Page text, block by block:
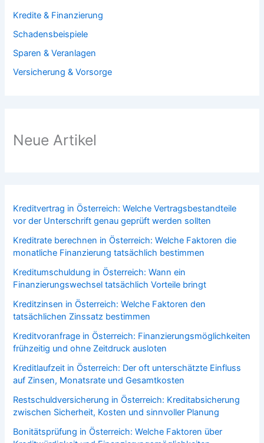
Kredite & Finanzierung
Schadensbeispiele
Sparen & Veranlagen
Versicherung & Vorsorge
Neue Artikel
Kreditvertrag in Österreich: Welche Vertragsbestandteile
vor der Unterschrift genau geprüft werden sollten
Kreditrate berechnen in Österreich: Welche Faktoren die
monatliche Finanzierung tatsächlich bestimmen
Kreditumschuldung in Österreich: Wann ein
Finanzierungswechsel tatsächlich Vorteile bringt
Kreditzinsen in Österreich: Welche Faktoren den
tatsächlichen Zinssatz bestimmen
Kreditvoranfrage in Österreich: Finanzierungsmöglichkeiten
frühzeitig und ohne Zeitdruck ausloten
Kreditlaufzeit in Österreich: Der oft unterschätzte Einfluss
auf Zinsen, Monatsrate und Gesamtkosten
Restschuldversicherung in Österreich: Kreditabsicherung
zwischen Sicherheit, Kosten und sinnvoller Planung
Bonitätsprüfung in Österreich: Welche Faktoren über